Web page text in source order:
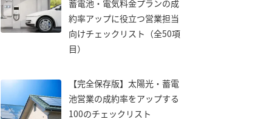
蓄電池・電気料金プランの成
約率アップに役立つ営業担当
向けチェックリスト（全50項
目）
【完全保存版】太陽光・蓄電
池営業の成約率をアップする
100のチェックリスト